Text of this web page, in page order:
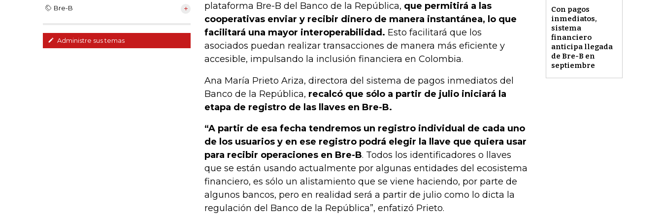
Bre-B
Administre sus temas
Con pagos
inmediatos,
sistema
financiero
anticipa llegada
de Bre-B en
septiembre
plataforma Bre-B del Banco de la República, que permitirá a las
cooperativas enviar y recibir dinero de manera instantánea, lo que
facilitará una mayor interoperabilidad. Esto facilitará que los
asociados puedan realizar transacciones de manera más eficiente y
accesible, impulsando la inclusión financiera en Colombia.
Ana María Prieto Ariza, directora del sistema de pagos inmediatos del
Banco de la República, recalcó que sólo a partir de julio iniciará la
etapa de registro de las llaves en Bre-B.
“A partir de esa fecha tendremos un registro individual de cada uno
de los usuarios y en ese registro podrá elegir la llave que quiera usar
para recibir operaciones en Bre-B. Todos los identificadores o llaves
que se están usando actualmente por algunas entidades del ecosistema
financiero, es sólo un alistamiento que se viene haciendo, por parte de
algunos bancos, pero en realidad será a partir de julio como lo dicta la
regulación del Banco de la República”, enfatizó Prieto.